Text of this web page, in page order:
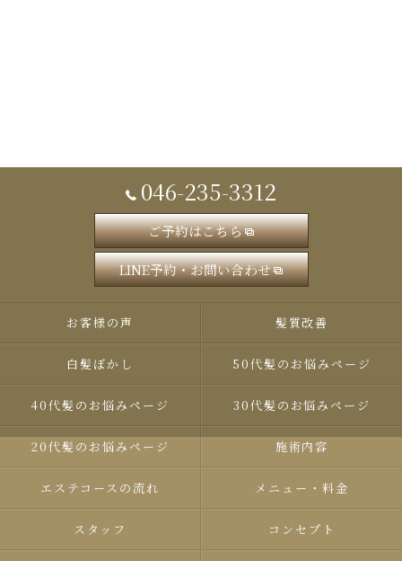
046-235-3312
ご予約はこちら
LINE予約・お問い合わせ
お客様の声 髪質改善
白髪ぼかし 50代髪のお悩みページ
40代髪のお悩みページ 30代髪のお悩みページ
20代髪のお悩みページ 施術内容
エステコースの流れ メニュー・料金
スタッフ コンセプト